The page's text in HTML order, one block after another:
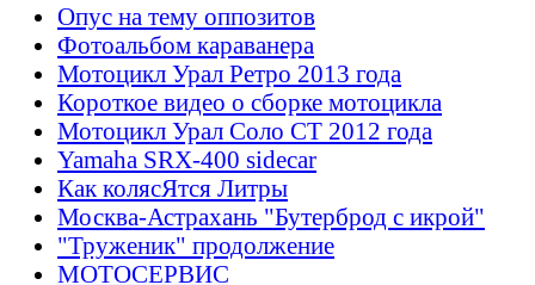
Опус на тему оппозитов
Фотоальбом караванера
Мотоцикл Урал Ретро 2013 года
Короткое видео о сборке мотоцикла
Мотоцикл Урал Соло СТ 2012 года
Yamaha SRX-400 sidecar
Как колясЯтся Литры
Москва-Астрахань "Бутерброд с икрой"
"Труженик" продолжение
МОТОСЕРВИС